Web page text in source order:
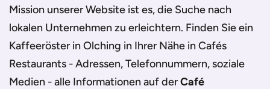
Mission unserer Website ist es, die Suche nach
lokalen Unternehmen zu erleichtern. Finden Sie ein
Kaffeeröster in Olching in Ihrer Nähe in Cafés
Restaurants - Adressen, Telefonnummern, soziale
Medien - alle Informationen auf derCafé